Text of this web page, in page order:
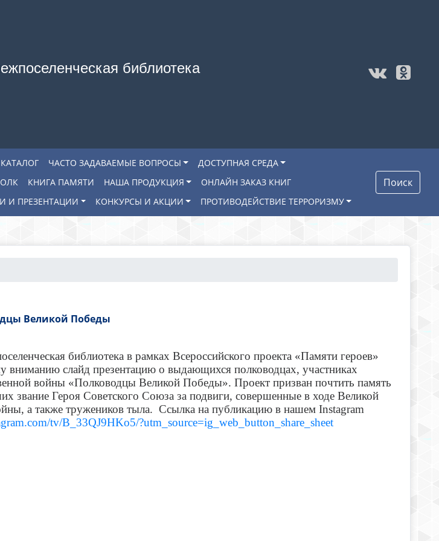
библиотека
ЧАСТО ЗАДАВАЕМЫЕ ВОПРОСЫ
ДОСТУПНАЯ СРЕДА
КНИГА ПАМЯТИ НАША ПРОДУКЦИЯ
ОНЛАЙН ЗАКАЗ КНИГ
И ПРЕЗЕНТАЦИИ КОНКУРСЫ И АКЦИИ ПРОТИВОДЕЙСТВИЕ ТЕРРОРИЗМУ
Поиск
Великой Победы
библиотека в рамках Всероссийского проекта «Памяти героев»
вниманию слайд презентацию о выдающихся полководцах, участниках
войны «Полководцы Великой Победы». Проект призван почтить память
звание Героя Советского Союза за подвиги, совершенные в ходе Великой
а также тружеников тыла. Ссылка на публикацию в нашем Instagram
tv/B_33QJ9HKo5/?utm_source=ig_web_button_share_sheet